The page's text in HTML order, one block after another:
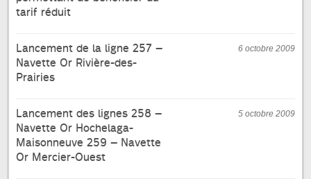
tarif réduit
6 octobre 2009
Lancement de la ligne 257 –
Navette Or Rivière-des-
Prairies
5 octobre 2009
Lancement des lignes 258 –
Navette Or Hochelaga-
Maisonneuve 259 – Navette
Or Mercier-Ouest